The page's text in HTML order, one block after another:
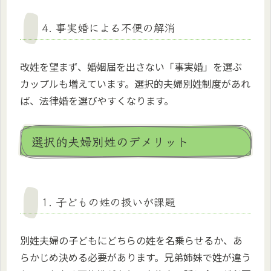
4. 事実婚による不便の解消
改姓を望まず、婚姻届を出さない「事実婚」を選ぶ
カップルも増えています。選択的夫婦別姓制度があれ
ば、法律婚を選びやすくなります。
選択的夫婦別姓のデメリット
1. 子どもの姓の扱いが課題
別姓夫婦の子どもにどちらの姓を名乗らせるか、あ
らかじめ決める必要があります。兄弟姉妹で姓が違う